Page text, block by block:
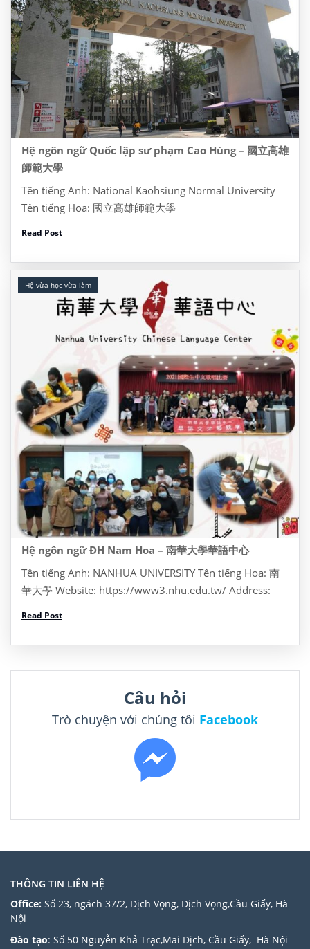
Hệ ngôn ngữ Quốc lập sư phạm Cao Hùng – 國立高雄
師範大學
Tên tiếng Anh: National Kaohsiung Normal University
Tên tiếng Hoa: 國立高雄師範大學
No.116, Heping 1st Rd., Lingya Dist., Kaohsiung City
802, Taiwan, Đài Loan 622 Tel: (07) 7172930 I/ Thông
tin khóa […]
Read Post
Hệ vừa học vừa làm
Hệ ngôn ngữ ĐH Nam Hoa – 南華大學華語中心
Tên tiếng Anh: NANHUA UNIVERSITY Tên tiếng Hoa: 南
華大學 Website: https://www3.nhu.edu.tw/ Address:
Tel: +886 5 272 1001 Thông […]
Read Post
Câu hỏi
Trò chuyện với chúng tôi Facebook
THÔNG TIN LIÊN HỆ
Office: Số 23, ngách 37/2, Dịch Vọng, Dịch Vọng,Cầu Giấy, Hà
Nội
Đào tạo: Số 50 Nguyễn Khả Trạc,Mai Dịch, Cầu Giấy, Hà Nội